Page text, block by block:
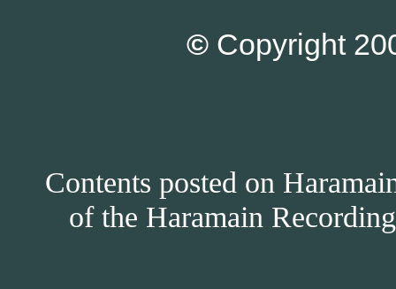
© Copyright
Contents posted on
of the Haramain